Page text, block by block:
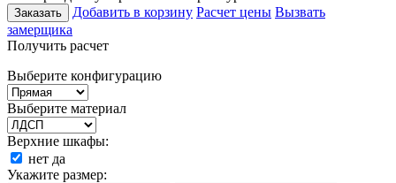
Заказать Добавить в корзину Расчет цены Вызвать
замерщика
Получить расчет
Выберите конфигурацию
Выберите материал
Верхние шкафы:
нет да
Укажите размер: